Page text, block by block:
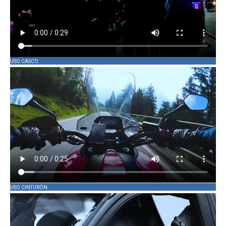
USO CASCO
USO CINTURÓN